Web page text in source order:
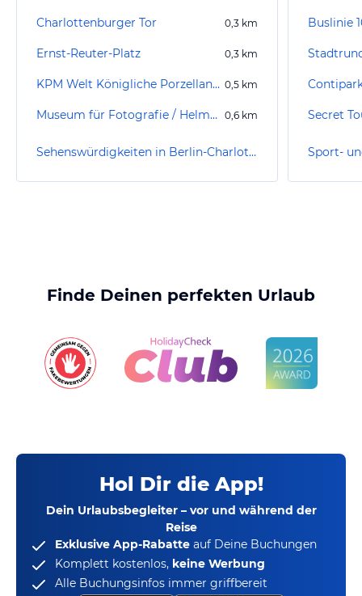
Charlottenburger Tor 0,3 km
Ernst-Reuter-Platz 0,3 km
KPM Welt Königliche Porzellan Manufaktur 0,5 km
Museum für Fotografie / Helmut Newton Stiftung 0,6 km
Sehenswürdigkeiten in Berlin-Charlottenburg-Wilmersdorf
Buslinie
Secret
Finde Deinen perfekten Urlaub
Hol Dir die App!
Dein Urlaubsbegleiter – vor und während der
Reise
Exklusive App-Rabatte auf Deine Buchungen
Komplett kostenlos, keine Werbung
Alle Buchungsinfos immer griffbereit